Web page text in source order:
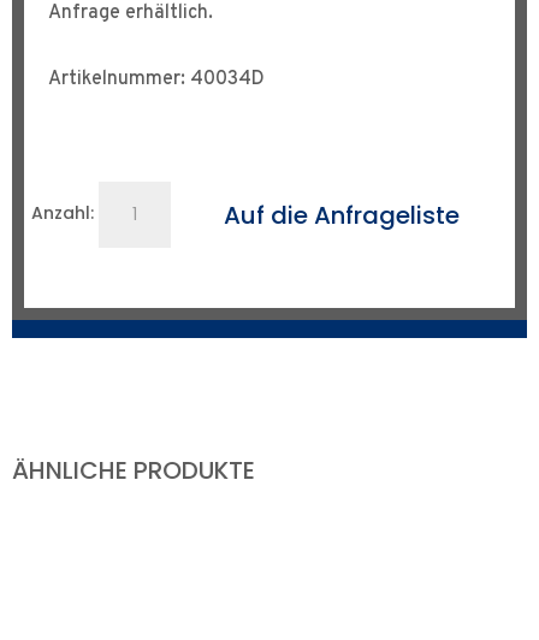
Anfrage erhältlich.
Artikelnummer: 40034D
Anzahl:
Menge
Auf die Anfrageliste
ÄHNLICHE PRODUKTE